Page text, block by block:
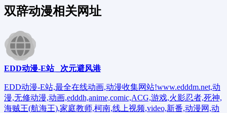
双辞动漫相关网址
EDD动漫-E站 _次元避风港
EDD动漫-E站,最全在线动画,动漫收集网站!www.edddm.net,动
漫,无修动漫,动画,edddh,anime,comic,ACG,游戏,火影忍者,死神,
海贼王(航海王),家庭教师,柯南,线上视频,video,新番,动漫网,动